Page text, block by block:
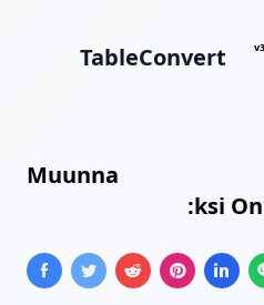
TableConvert
Muunna
:ksi